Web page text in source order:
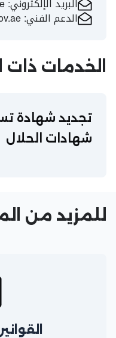
البريد الإلكتروني:
الدعم الفني:
الخدمات ذات
تجديد شهادة
شهادات الحلال​
للمزيد من